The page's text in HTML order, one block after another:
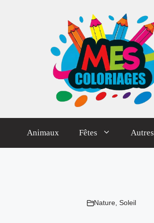
Animaux Fêtes Autres
Nature, Soleil